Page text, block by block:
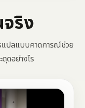
ริง
แปลแบบคาดการณ์ช่วย
ดอย่างไร